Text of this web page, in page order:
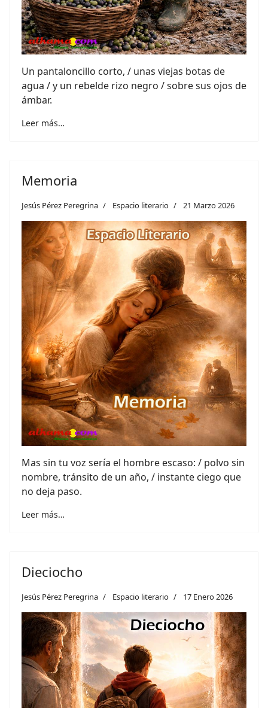
Un pantaloncillo corto, / unas viejas botas de
agua / y un rebelde rizo negro / sobre sus ojos de
ámbar.
Leer más…
Memoria
Jesús Pérez Peregrina Espacio literario 21 Marzo 2026
Mas sin tu voz sería el hombre escaso: / polvo sin
nombre, tránsito de un año, / instante ciego que
no deja paso.
Leer más…
Dieciocho
Jesús Pérez Peregrina Espacio literario 17 Enero 2026